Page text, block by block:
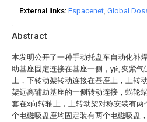
Abstract
本发明公开了一种手动托盘车自动化补
助基座固定连接在基座一侧，y向夹紧气
上，下转动架转动连接在基座上，上转
架远离辅助基座的一侧转动连接，蜗轮
套在x向转轴上，上转动架对称安装有两
个电磁吸盘座均固定装有两个电磁吸盘
External links Espacenet Global